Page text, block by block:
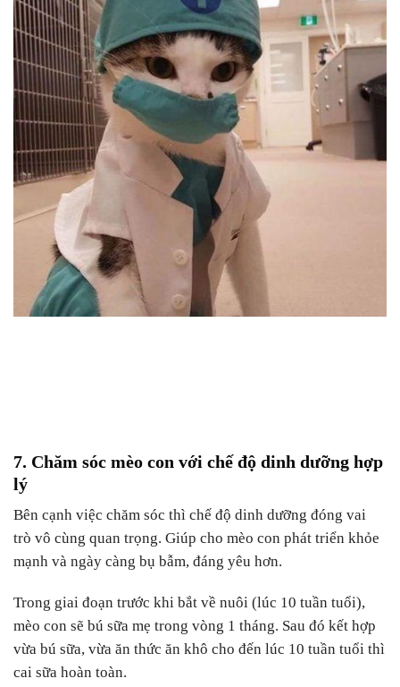
7. Chăm sóc mèo con với chế độ dinh dưỡng hợp
lý
Bên cạnh việc chăm sóc thì chế độ dinh dưỡng đóng vai
trò vô cùng quan trọng. Giúp cho mèo con phát triển khỏe
mạnh và ngày càng bụ bẫm, đáng yêu hơn.
Trong giai đoạn trước khi bắt về nuôi (lúc 10 tuần tuổi),
mèo con sẽ bú sữa mẹ trong vòng 1 tháng. Sau đó kết hợp
vừa bú sữa, vừa ăn thức ăn khô cho đến lúc 10 tuần tuổi thì
cai sữa hoàn toàn.